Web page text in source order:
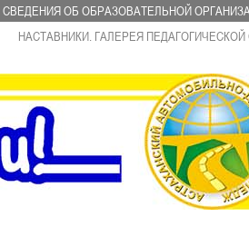
СВЕДЕНИЯ ОБ ОБРАЗОВАТЕЛЬНОЙ
НАСТАВНИКИ. ГАЛЕРЕЯ